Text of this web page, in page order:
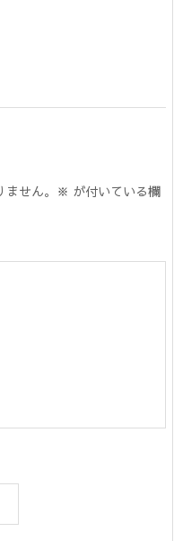
せん。 ※ が付いている欄